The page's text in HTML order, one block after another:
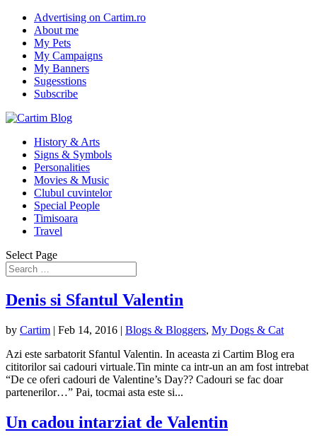
Advertising on Cartim.ro
About me
My Pets
My Campaigns
My Banners
Sugesstions
Subscribe
History & Arts
Signs & Symbols
Personalities
Movies & Music
Clubul cuvintelor
Special People
Timisoara
Travel
Select Page
Denis si Sfantul Valentin
by Cartim | Feb 14, 2016 | Blogs & Bloggers, My Dogs & Cat
Azi este sarbatorit Sfantul Valentin. In aceasta zi Cartim Blog era
cititorilor sai cadouri virtuale.Tin minte ca intr-un an am fost intrebat
“De ce oferi cadouri de Valentine’s Day?? Cadouri se fac doar
partenerilor…” Pai, tocmai asta este si...
Un cadou intarziat de Valentin